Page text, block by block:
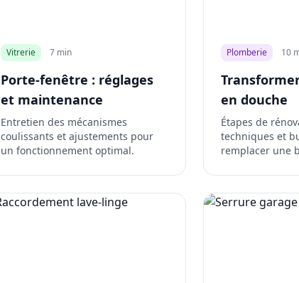
Vitrerie 7 min
Porte-fenêtre : réglages
et maintenance
Entretien des mécanismes
coulissants et ajustements pour
un fonctionnement optimal.
Plomberie 10
en douche
Étapes de
techniques et
remplacer une